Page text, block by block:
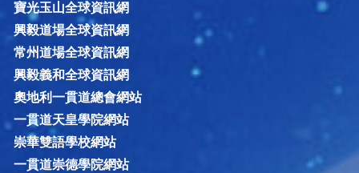
寶光玉山全球資訊網
興毅道場全球資訊網
常州道場全球資訊網
興毅義和全球資訊網
奧地利一貫道總會網站
一貫道天皇學院網站
崇華雙語學校網站
一貫道崇德學院網站